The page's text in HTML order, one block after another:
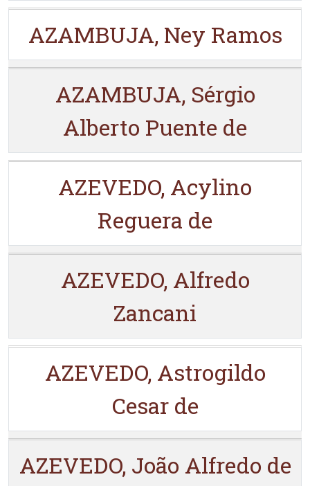
AZAMBUJA, Ney Ramos
AZAMBUJA, Sérgio
Alberto Puente de
AZEVEDO, Acylino
Reguera de
AZEVEDO, Alfredo
Zancani
AZEVEDO, Astrogildo
Cesar de
AZEVEDO, João Alfredo de